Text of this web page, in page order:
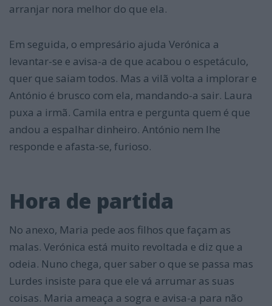
arranjar nora melhor do que ela.
Em seguida, o empresário ajuda Verónica a
levantar-se e avisa-a de que acabou o espetáculo,
quer que saiam todos. Mas a vilã volta a implorar e
António é brusco com ela, mandando-a sair. Laura
puxa a irmã. Camila entra e pergunta quem é que
andou a espalhar dinheiro. António nem lhe
responde e afasta-se, furioso.
Hora de partida
No anexo, Maria pede aos filhos que façam as
malas. Verónica está muito revoltada e diz que a
odeia. Nuno chega, quer saber o que se passa mas
Lurdes insiste para que ele vá arrumar as suas
coisas. Maria ameaça a sogra e avisa-a para não